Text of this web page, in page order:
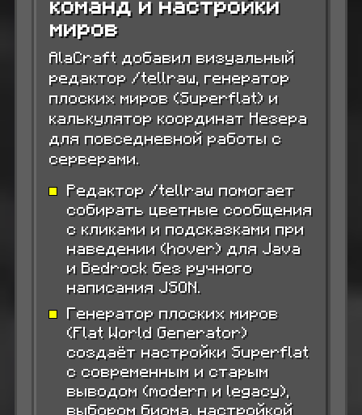
миров
AlaCraft добавил визуальный
редактор /tellraw, генератор
плоских миров (Superflat) и
калькулятор координат Незера
для повседневной работы с
серверами.
Редактор /tellraw помогает
собирать цветные сообщения
с кликами и подсказками при
наведении (hover) для Java
и Bedrock без ручного
написания JSON.
Генератор плоских миров
(Flat World Generator)
создаёт настройки Superflat
с современным и старым
выводом (modern и legacy),
выбором биома, настройкой